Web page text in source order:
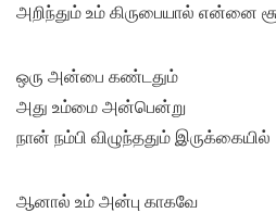
அறிந்தும் உம் கிருபையால் என்னை
ஒரு அன்பை கண்டதும்
அது உம்மை அன்பென்று
நான் நம்பி விழுந்ததும் இருக்கையில்
ஆனால் உம் அன்பு காகவே